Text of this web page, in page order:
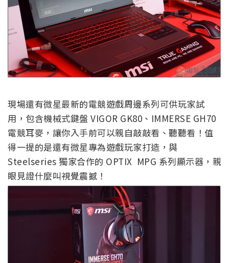
現場還有微星最新的電競遊戲周邊系列可供玩家試
用，包含機械式鍵盤 VIGOR GK80、IMMERSE GH70
電競耳麥，讓你入手前可以親自敲敲看、聽聽看！值
得一提的是還有微星專為遊戲玩家打造，與
Steelseries 獨家合作的 OPTIX MPG 系列顯示器，親
眼見證什麼叫視覺震撼！